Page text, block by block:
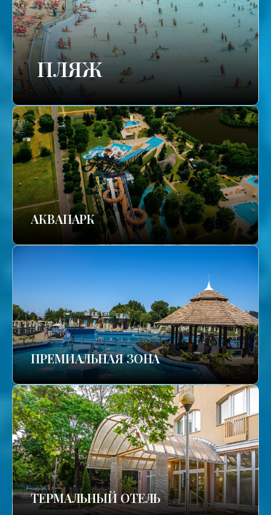
ПЛЯЖ
АКВАПАРК
ПРЕМИАЛЬНАЯ ЗОНА
ТЕРМАЛЬНЫЙ ОТЕЛЬ